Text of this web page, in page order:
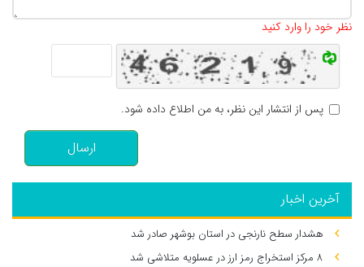
نظر خود را وارد کنید
پس از انتشار این نظر، به من اطلاع داده شود.
ارسال
آخرین اخبار
هشدار سطح نارنجی در استان بوشهر صادر شد
۸ مرکز استخراج رمز ارز در عسلویه متلاشی شد